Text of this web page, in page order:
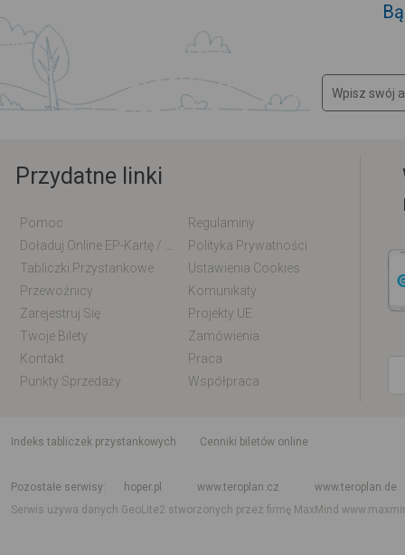
Przydatne linki
Pomoc
Regulaminy
Polityka Prywatności
Tabliczki Przystankowe
Ustawienia Cookies
Przewoźnicy
Komunikaty
Zarejestruj Się
Projekty UE
Twoje Bilety
Zamówienia
Kontakt
Praca
Punkty Sprzedaży
Współpraca
indeks tabliczek przystankowych
Cenniki biletów online
Pozostałe serwisy
hoper.pl www.teroplan.cz
www.teroplan.de
Serwis używa danych GeoLite2 stworzonych przez firmę MaxMind